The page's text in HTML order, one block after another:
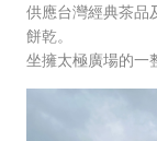
供應台灣經典茶品
餅乾。
坐擁太極廣場的一